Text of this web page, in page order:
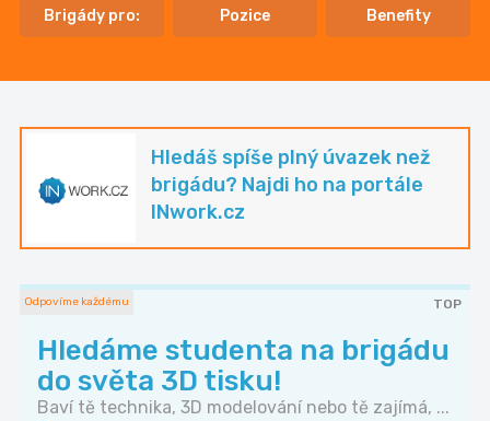
Brigády pro: Pozice Benefity
Hledáš spíše plný úvazek než
brigádu? Najdi ho na portále
INwork.cz
Odpovíme každému TOP
Hledáme studenta na brigádu
do světa 3D tisku!
Baví tě technika, 3D modelování nebo tě zajímá, ...